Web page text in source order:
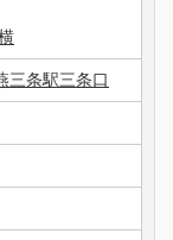
三条駅三条口